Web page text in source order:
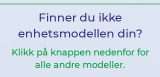
Finner du ikke
enhetsmodellen din?
Klikk på knappen nedenfor for
alle andre modeller.